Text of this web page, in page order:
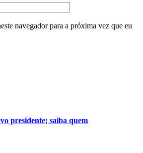
navegador para a próxima vez que eu
presidente; saiba quem